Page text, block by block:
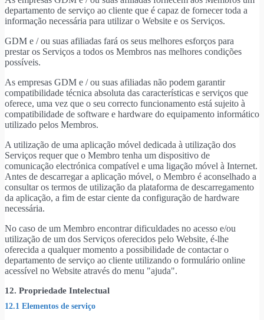
departamento de serviço ao cliente que é capaz de fornecer toda a
informação necessária para utilizar o Website e os Serviços.
GDM e / ou suas afiliadas fará os seus melhores esforços para
prestar os Serviços a todos os Membros nas melhores condições
possíveis.
As empresas GDM e / ou suas afiliadas não podem garantir
compatibilidade técnica absoluta das características e serviços que
oferece, uma vez que o seu correcto funcionamento está sujeito à
compatibilidade de software e hardware do equipamento informático
utilizado pelos Membros.
A utilização de uma aplicação móvel dedicada à utilização dos
Serviços requer que o Membro tenha um dispositivo de
comunicação electrónica compatível e uma ligação móvel à Internet.
Antes de descarregar a aplicação móvel, o Membro é aconselhado a
consultar os termos de utilização da plataforma de descarregamento
da aplicação, a fim de estar ciente da configuração de hardware
necessária.
No caso de um Membro encontrar dificuldades no acesso e/ou
utilização de um dos Serviços oferecidos pelo Website, é-lhe
oferecida a qualquer momento a possibilidade de contactar o
departamento de serviço ao cliente utilizando o formulário online
acessível no Website através do menu "ajuda".
12. Propriedade Intelectual
12.1 Elementos de serviço